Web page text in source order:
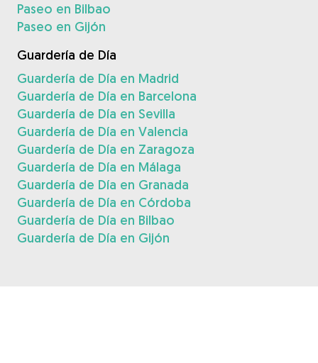
Paseo en Bilbao
Paseo en Gijón
Guardería de Día
Guardería de Día en Madrid
Guardería de Día en Barcelona
Guardería de Día en Sevilla
Guardería de Día en Valencia
Guardería de Día en Zaragoza
Guardería de Día en Málaga
Guardería de Día en Granada
Guardería de Día en Córdoba
Guardería de Día en Bilbao
Guardería de Día en Gijón